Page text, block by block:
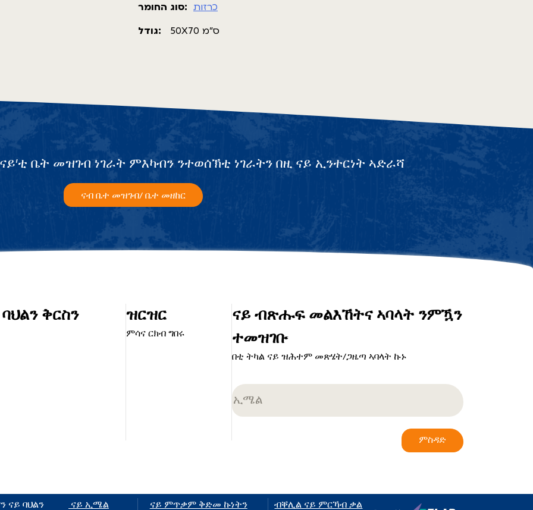
סוג החומר: כרזות
גודל:
50X70 ס"מ
ቤት መዝገብ ነገራት ምእካብን ንተወሰኽቲ ነገራትን በዚ ናይ ኢንተርነት ኣድራሻ
ናብ ቤተ መዝገብ/ ቤተ መዘከር
ቅርስን ዝርዝር
ምሳና ርክብ ግበሩ
ናይ ብጽሑፍ መልእኸትና ኣባላት ንምዃን
ተመዝገቡ
በቲ ትካል ናይ ዝሕተም መጽሄት/ጋዜጣ ኣባላት ኩኑ
ምስዳድ
ናይ ባህልን ናይ ኢሜል ናይ ምጥቃም ቅድመ ኩነትን ብቐሊል ናይ ምርኻብ ቃል